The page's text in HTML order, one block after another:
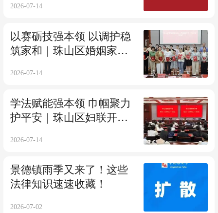
江西省主题活动集体婚礼
2026-07-14
以赛砺技强本领 以调护稳
筑家和｜珠山区婚姻家庭
2026-07-14
学法赋能强本领 巾帼聚力
护平安｜珠山区妇联开展
训
2026-07-14
景德镇雨季又来了！这些
法律知识速速收藏！
2026-07-02